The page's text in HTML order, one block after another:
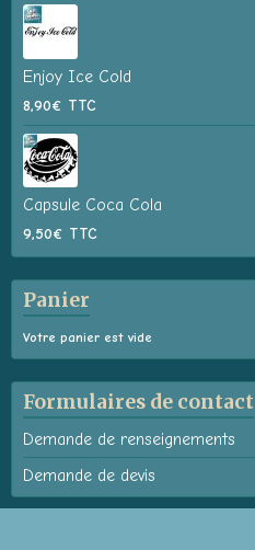
Enjoy Ice Cold
8,90€ TTC
Capsule Coca Cola
9,50€ TTC
Panier
Votre panier est vide
Formulaires de contact
Demande de renseignements
Demande de devis